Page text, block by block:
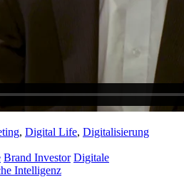
, Digital Life, Digitalisierung
Brand Investor Digitale
Intelligenz